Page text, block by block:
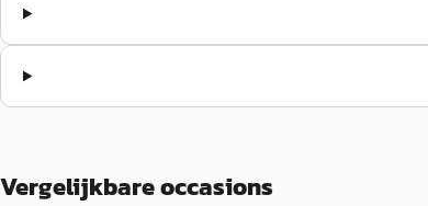
Vergelijkbare occasions